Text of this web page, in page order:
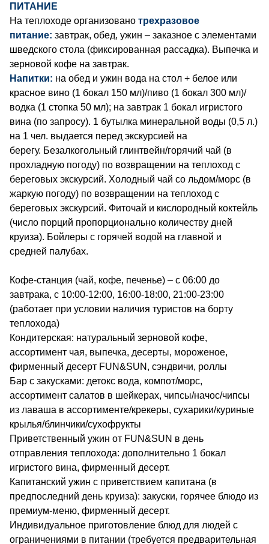
ПИТАНИЕ
На теплоходе организовано трехразовое
питание: завтрак, обед, ужин – заказное с элементами
шведского стола (фиксированная рассадка). Выпечка и
зерновой кофе на завтрак.
Напитки: на обед и ужин вода на стол + белое или
красное вино (1 бокал 150 мл)/пиво (1 бокал 300 мл)/
водка (1 стопка 50 мл); на завтрак 1 бокал игристого
вина (по запросу). 1 бутылка минеральной воды (0,5 л.)
на 1 чел. выдается перед экскурсией на
берегу. Безалкогольный глинтвейн/горячий чай (в
прохладную погоду) по возвращении на теплоход с
береговых экскурсий. Холодный чай со льдом/морс (в
жаркую погоду) по возвращении на теплоход с
береговых экскурсий. Фиточай и кислородный коктейль
(число порций пропорционально количеству дней
круиза). Бойлеры с горячей водой на главной и
средней палубах.
Кофе-станция (чай, кофе, печенье) – с 06:00 до
завтрака, с 10:00-12:00, 16:00-18:00, 21:00-23:00
(работает при условии наличия туристов на борту
теплохода)
Кондитерская: натуральный зерновой кофе,
ассортимент чая, выпечка, десерты, мороженое,
фирменный десерт FUN&SUN, сэндвичи, роллы
Бар с закусками: детокс вода, компот/морс,
ассортимент салатов в шейкерах, чипсы/начос/чипсы
из лаваша в ассортименте/крекеры, сухарики/куриные
крылья/блинчики/сухофрукты
Приветственный ужин от FUN&SUN в день
отправления теплохода: дополнительно 1 бокал
игристого вина, фирменный десерт.
Капитанский ужин с приветствием капитана (в
предпоследний день круиза): закуски, горячее блюдо из
премиум-меню, фирменный десерт.
Индивидуальное приготовление блюд для людей с
ограничениями в питании (требуется предварительная